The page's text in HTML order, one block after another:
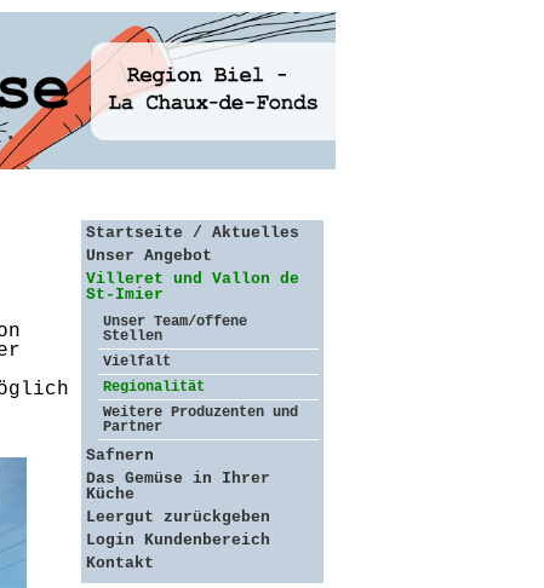
Startseite / Aktuelles
Unser Angebot
Villeret und Vallon de
St-Imier
Unser Team/offene
Stellen
Vielfalt
Regionalität
Weitere Produzenten und
Partner
Safnern
Das Gemüse in Ihrer
Küche
Leergut zurückgeben
Login Kundenbereich
Kontakt